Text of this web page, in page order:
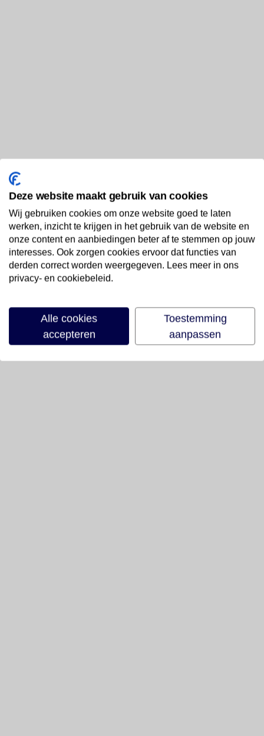
Deze website maakt gebruik van cookies
Wij gebruiken cookies om onze website goed te laten
werken, inzicht te krijgen in het gebruik van de website en
onze content en aanbiedingen beter af te stemmen op jouw
interesses. Ook zorgen cookies ervoor dat functies van
derden correct worden weergegeven. Lees meer in ons
privacy- en cookiebeleid.
Alle cookies
accepteren
Toestemming
aanpassen